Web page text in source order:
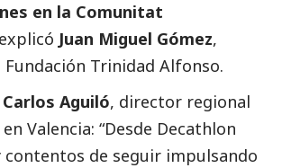
en la Comunitat
Juan Miguel Gómez,
Trinidad Alfonso.
Carlos Aguiló, director regional
Valencia: “Desde Decathlon
contentos de seguir impulsando